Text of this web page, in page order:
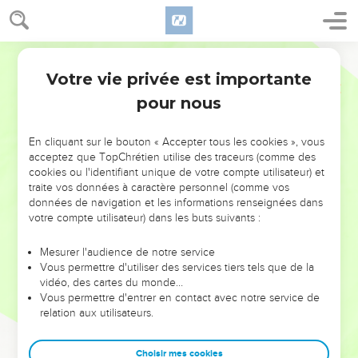
NE MANQUEZ PAS L’ÉVÉNEMENT
DE L’ANNÉE !
ET SI LEURS ERREURS POUVAIENT VOUS ÉVITER LES
VOTRES ?
leur foi ou leur vision. Mais on voit moins les doutes, les erreurs
et les saisons difficiles qu'ils ont traversés, alors même que ce
sont elles qui les ont façonnés.
Dans cette conférence, leaders, entrepreneurs, et responsables
clés pour avancer avec plus de sagesse afin que leurs erreurs
Votre vie privée est importante
pour nous
En cliquant sur le bouton « Accepter tous les cookies », vous
acceptez que TopChrétien utilise des traceurs (comme des
cookies ou l'identifiant unique de votre compte utilisateur) et
traite vos données à caractère personnel (comme vos
données de navigation et les informations renseignées dans
votre compte utilisateur) dans les buts suivants :
Mesurer l'audience de notre service
Vous permettre d'utiliser des services tiers tels que de la
vidéo, des cartes du monde…
Vous permettre d'entrer en contact avec notre service de
relation aux utilisateurs.
Choisir mes cookies